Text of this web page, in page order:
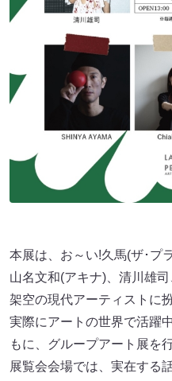
本展は、お～い!久馬(ザ･プ
山名文和(アキナ)、清川雄
架空の現代アーティストに
実際にアートの世界で活躍
もに、グループアート展を
展覧会会場では、実在する